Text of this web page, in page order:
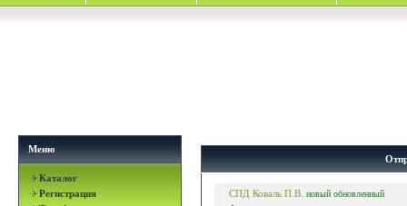
Меню
Каталог
Регистрация
СПД Коваль П.В. новый обновленный